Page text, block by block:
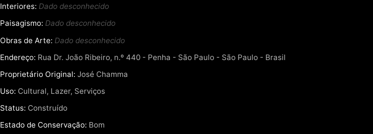
Interiores: Dado desconhecido
Paisagismo: Dado desconhecido
Obras de Arte: Dado desconhecido
Endereço: Rua Dr. João Ribeiro, n.º 440 - Penha - São Paulo - São Paulo - Brasil
Proprietário Original: José Chamma
Uso: Cultural, Lazer, Serviços
Status: Construído
Estado de Conservação: Bom